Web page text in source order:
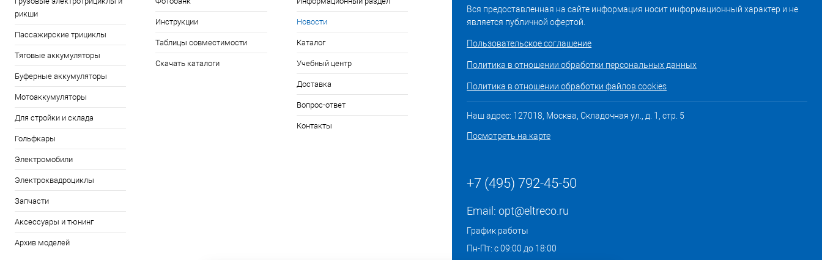
рикши
Пассажирские трициклы
Тяговые аккумуляторы
Буферные аккумуляторы
Мотоаккумуляторы
Для стройки и склада
Гольфкары
Электромобили
Электроквадроциклы
Запчасти
Аксессуары и тюнинг
Архив моделей
Инструкции
Таблицы совместимости
Скачать каталоги
Новости
Каталог
Учебный центр
Доставка
Вопрос-ответ
Контакты
Вся предоставленная на сайте информация носит информационный характер и не
является публичной офертой.
Пользовательское соглашение
Политика в отношении обработки персональных данных
Политика в отношении обработки файлов cookies
Наш адрес: 127018, Москва, Складочная ул., д. 1, стр. 5
Посмотреть на карте
+7 (495) 792-45-50
Email:opt@eltreco.ru
График работы
Пн-Пт: с 09:00 до 18:00